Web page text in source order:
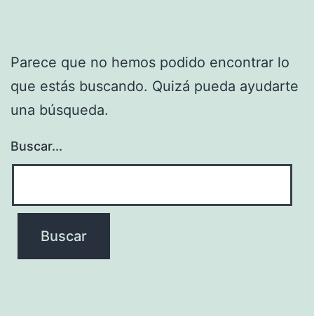
Parece que no hemos podido encontrar lo
que estás buscando. Quizá pueda ayudarte
una búsqueda.
Buscar...